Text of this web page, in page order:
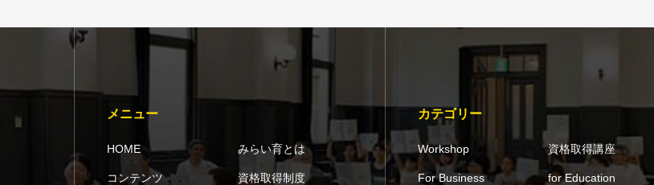
メニュー
HOME みらい育とは
コンテンツ 資格取得制度
カテゴリー
Workshop 資格取得講座
For Business for Education